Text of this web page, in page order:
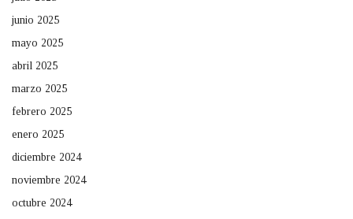
junio 2025
mayo 2025
abril 2025
marzo 2025
febrero 2025
enero 2025
diciembre 2024
noviembre 2024
octubre 2024